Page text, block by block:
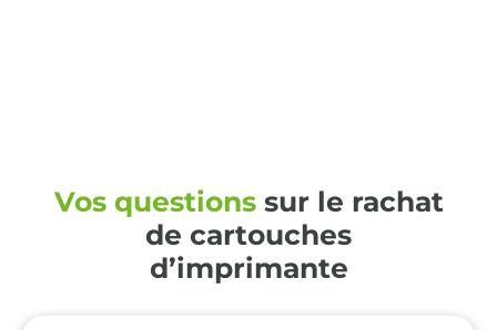
Vos questionssur le rachat
de cartouches
d’imprimante